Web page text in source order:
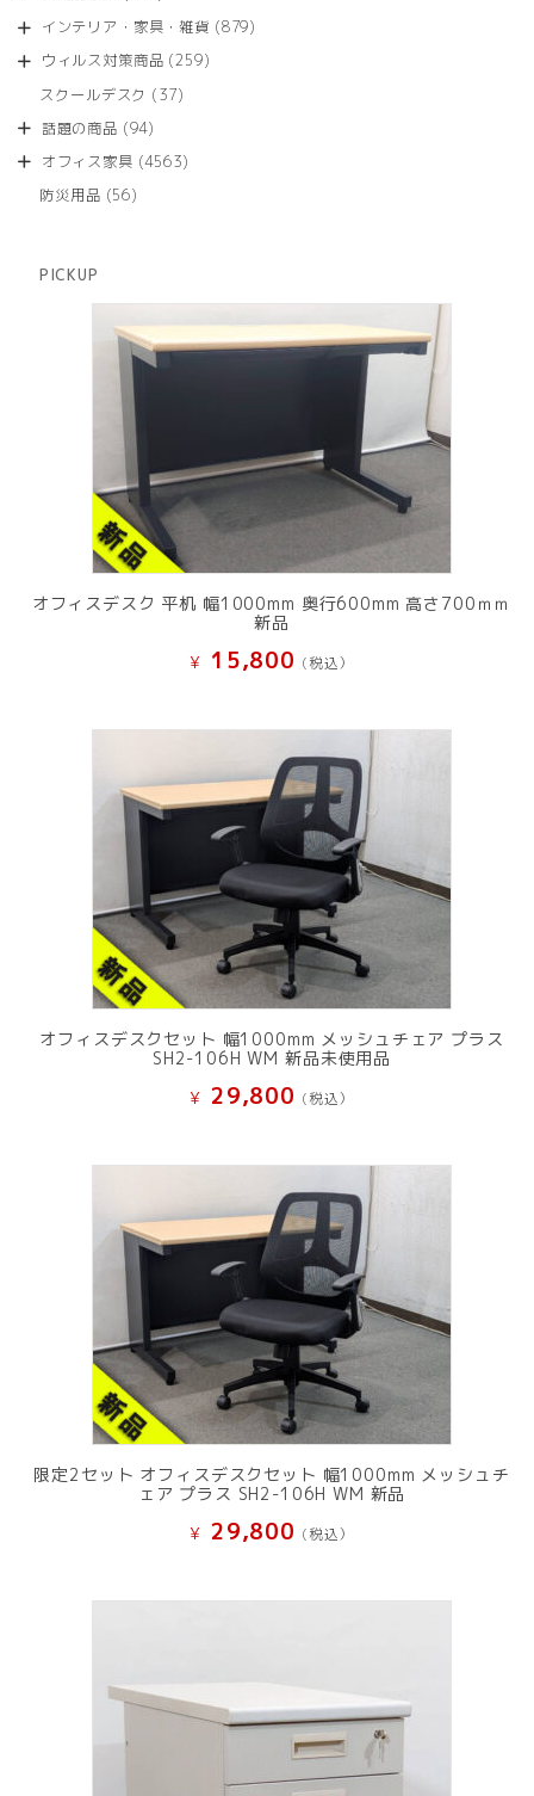
商
の
商
インテリア・家具・雑貨 879879
ウィルス対策商品 259259
スクールデスク 3737
商
話題の商品 9494
の
オフィス家具 45634563
防災用品 5656
PICKUP
オフィスデスク 平机 幅1000mm 奥行600mm 高さ700ｍｍ
新品
¥ 15,800 (税込）
オフィスデスクセット 幅1000mm メッシュチェア プラス
SH2-106H WM 新品未使用品
¥ 29,800 (税込）
限定2セット オフィスデスクセット 幅1000mm メッシュチ
ェア プラス SH2-106H WM 新品
¥ 29,800 (税込）